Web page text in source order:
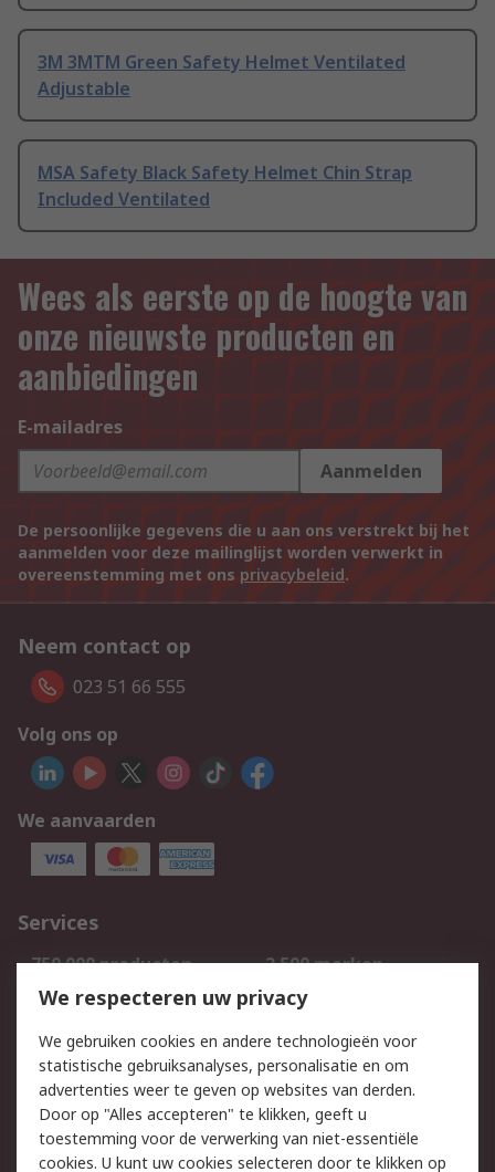
3M 3MTM Green Safety Helmet Ventilated
Adjustable
MSA Safety Black Safety Helmet Chin Strap
Included Ventilated
Wees als eerste op de hoogte van
onze nieuwste producten en
aanbiedingen
E-mailadres
Aanmelden
De persoonlijke gegevens die u aan ons verstrekt bij het
aanmelden voor deze mailinglijst worden verwerkt in
overeenstemming met ons privacybeleid.
Neem contact op
023 51 66 555
Volg ons op
We aanvaarden
Services
750.000 producten
2.500 merken
Bestellen
Inkoopoplossingen
Track & Trace
Wettelijk
Cookiebeleid Email veiligheid
We respecteren uw privacy
We gebruiken cookies en andere technologieën voor
statistische gebruiksanalyses, personalisatie en om
advertenties weer te geven op websites van derden.
Door op "Alles accepteren" te klikken, geeft u
toestemming voor de verwerking van niet-essentiële
cookies. U kunt uw cookies selecteren door te klikken op